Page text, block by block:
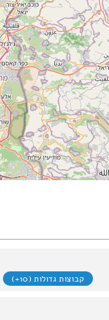
קבוצות גדולות (10+)